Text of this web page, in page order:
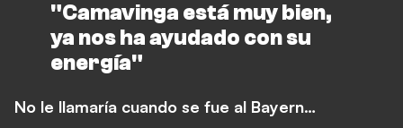
"Camavinga está muy bien,
ya nos ha ayudado con su
energía"
No le llamaría cuando se fue al Bayern…